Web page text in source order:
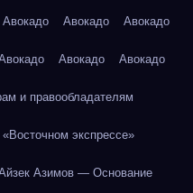
Авокадо Авокадо Авокадо
Авокадо Авокадо
и правообладателям
экспрессе»
Азимов — Основание